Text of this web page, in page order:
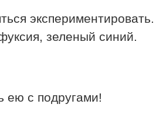
зеленый синий.
ею с подругами!